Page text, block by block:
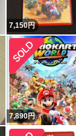
7,150円
7,890円